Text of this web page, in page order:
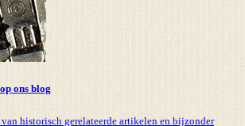
ons blog
historisch gerelateerde artikelen en bijzonder